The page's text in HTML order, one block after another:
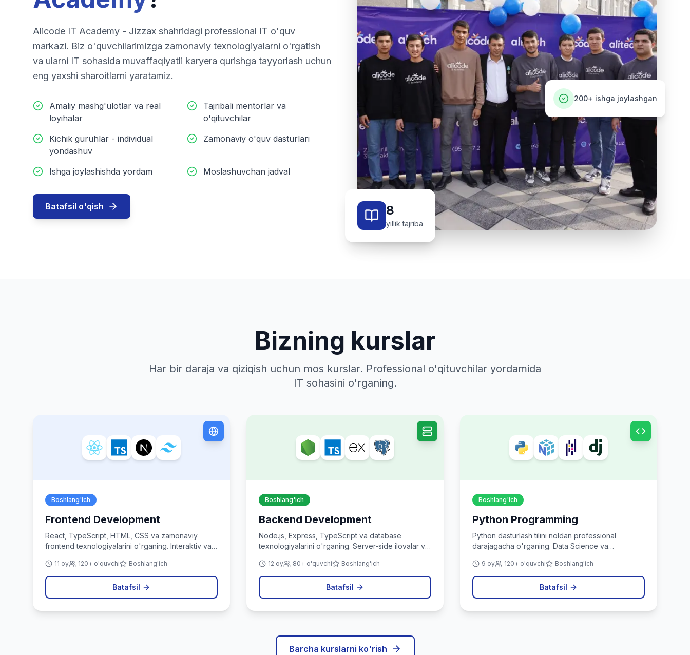
Alicode IT Academy - Jizzax shahridagi professional IT o'quv
markazi. Biz o'quvchilarimizga zamonaviy texnologiyalarni o'rgatish
va ularni IT sohasida muvaffaqiyatli karyera qurishga tayyorlash uchun
eng yaxshi sharoitlarni yaratamiz.
Amaliy mashg'ulotlar va real
loyihalar
Tajribali mentorlar va
o'qituvchilar
Kichik guruhlar - individual
yondashuv
Zamonaviy o'quv dasturlari
Ishga joylashishda yordam Moslashuvchan jadval
Batafsil o'qish 8
yillik tajriba
200+ ishga joylashgan
Bizning kurslar
Har bir daraja va qiziqish uchun mos kurslar. Professional o'qituvchilar yordamida
IT sohasini o'rganing.
Boshlang'ich
Frontend Development
React, TypeScript, HTML, CSS va zamonaviy
frontend texnologiyalarini o'rganing. Interaktiv va
11 oy 120+ o'quvchi Boshlang'ich
Batafsil
Boshlang'ich
Backend Development
Node.js, Express, TypeScript va database
texnologiyalarini o'rganing. Server-side ilovalar va
12 oy 80+ o'quvchi Boshlang'ich
Batafsil
Boshlang'ich
Python Programming
Python dasturlash tilini noldan professional
darajagacha o'rganing. Data Science va
9 oy 120+ o'quvchi Boshlang'ich
Batafsil
Barcha kurslarni ko'rish